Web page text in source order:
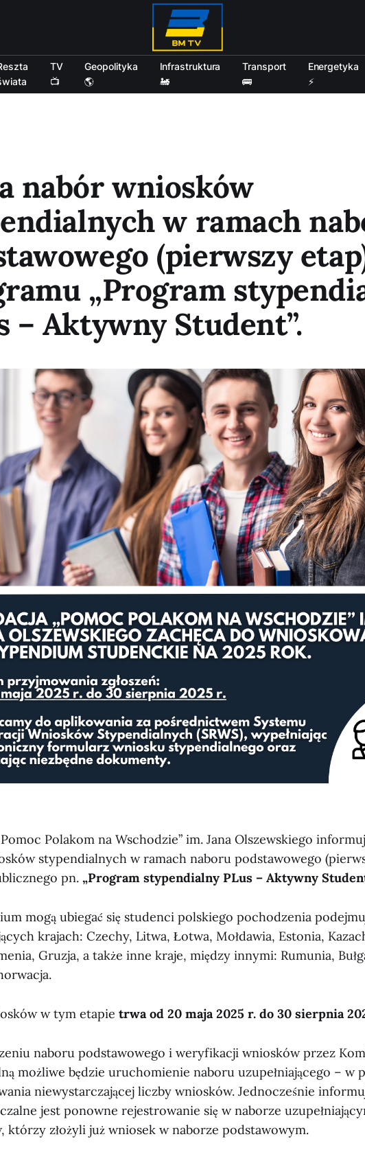
TV
📺
Geopolityka
🌎
Infrastruktura
🚂
Transport
🚌
Energetyka
⚡
nabór wniosków
w ramach
(pierwszy
„Program
– Aktywny Student”.
Polakom na Wschodzie” im. Jana Olszewskiego
stypendialnych w ramach naboru podstawowego
pn. „Program stypendialny PLus – Aktywny
mogą ubiegać się studenci polskiego pochodzenia
krajach: Czechy, Litwa, Łotwa, Mołdawia, Estonia,
Gruzja, a także inne kraje, między innymi: Rumunia,
w tym etapie trwa od 20 maja 2025 r. do 30 sierpnia
naboru podstawowego i weryfikacji wniosków przez
możliwe będzie uruchomienie naboru uzupełniającego – w
niewystarczającej liczby wniosków. Jednocześnie
jest ponowne rejestrowanie się w naborze
którzy złożyli już wniosek w naborze podstawowym.